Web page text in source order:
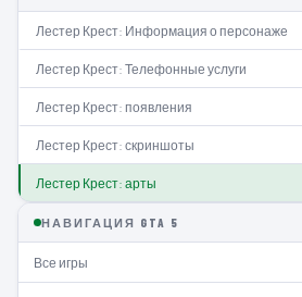
Лестер Крест: Информация о персонаже
Лестер Крест: Телефонные услуги
Лестер Крест: появления
Лестер Крест: скриншоты
Лестер Крест: арты
НАВИГАЦИЯ GTA 5
Все игры